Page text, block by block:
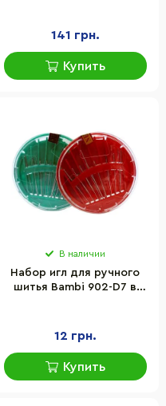
141 грн.
Купить
В наличии
Набор игл для ручного
шитья Bambi 902-D7 в
12 грн.
Купить